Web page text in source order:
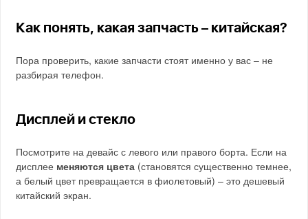
Как понять, какая запчасть – китайская?
Пора проверить, какие запчасти стоят именно у вас – не
разбирая телефон.
Дисплей и стекло
Посмотрите на девайс с левого или правого борта. Если на
дисплее меняются цвета (становятся существенно темнее,
а белый цвет превращается в фиолетовый) – это дешевый
китайский экран.